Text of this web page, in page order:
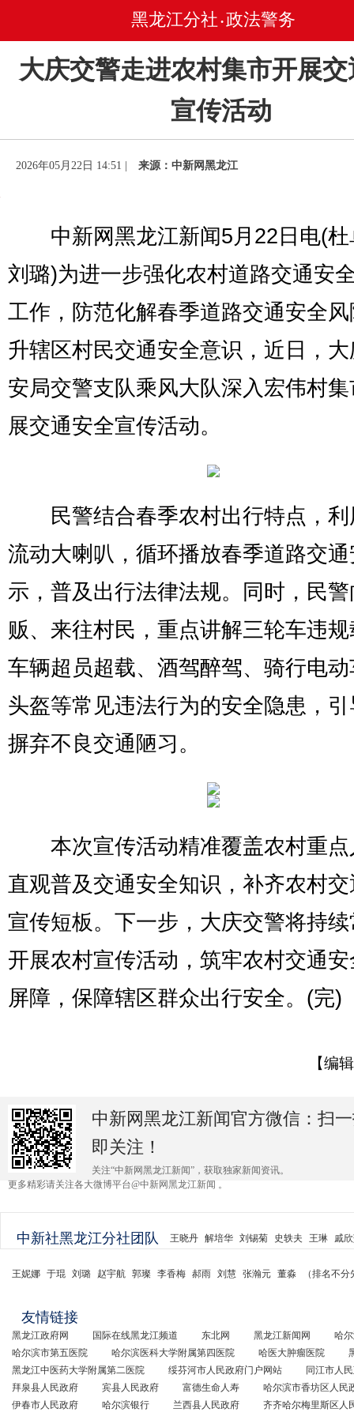
黑龙江分社 • 政法警务
大庆交警走进农村集市开展
宣传活动
2026年05月22日 14:51 | 来源：中新网黑龙江
中新网黑龙江新闻5月22日电(杜
刘璐)为进一步强化农村道路交通安
工作，防范化解春季道路交通安全
升辖区村民交通安全意识，近日，
安局交警支队乘风大队深入宏伟村
展交通安全宣传活动。
民警结合春季农村出行特点，利
流动大喇叭，循环播放春季道路交
示，普及出行法律法规。同时，民
贩、来往村民，重点讲解三轮车违
车辆超员超载、酒驾醉驾、骑行电
头盔等常见违法行为的安全隐患，
摒弃不良交通陋习。
本次宣传活动精准覆盖农村重点
直观普及交通安全知识，补齐农村
宣传短板。下一步，大庆交警将持
开展农村宣传活动，筑牢农村交通
屏障，保障辖区群众出行安全。(完)
【编
中新网黑龙江新闻官方微信：扫
即关注！
关注“中新网黑龙江新闻”，获取独家新闻资讯。
更多精彩请关注各大微博平台@中新网黑龙江新闻 。
中新社黑龙江分社团队 王晓丹 解培华 刘锡菊 史轶夫 王琳 戚
王妮娜 于琨 刘璐 赵宇航 郭璨 李香梅 郝雨 刘慧 张瀚元 董淼 （排名不
友情链接
黑龙江政府网 国际在线黑龙江频道 东北网 黑龙江新闻网
哈
哈尔滨市第五医院
哈尔滨医科大学附属第四医院 哈医大肿瘤医院
黑龙江中医药大学附属第二医院
绥芬河市人民政府门户网站
同江市人
拜泉县人民政府
宾县人民政府 富德生命人寿
哈尔滨市香坊区人民
伊春市人民政府
哈尔滨银行 兰西县人民政府 齐齐哈尔梅里斯区人